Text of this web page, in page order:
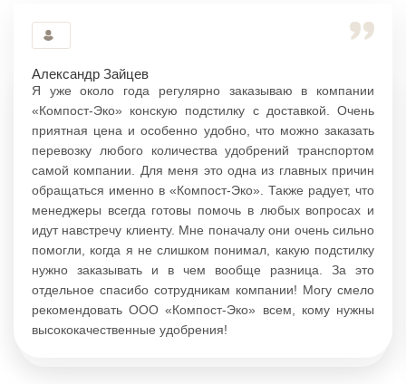
Александр Зайцев
Я уже около года регулярно заказываю в компании
«Компост-Эко» конскую подстилку с доставкой. Очень
приятная цена и особенно удобно, что можно заказать
перевозку любого количества удобрений транспортом
самой компании. Для меня это одна из главных причин
обращаться именно в «Компост-Эко». Также радует, что
менеджеры всегда готовы помочь в любых вопросах и
идут навстречу клиенту. Мне поначалу они очень сильно
помогли, когда я не слишком понимал, какую подстилку
нужно заказывать и в чем вообще разница. За это
отдельное спасибо сотрудникам компании! Могу смело
рекомендовать ООО «Компост-Эко» всем, кому нужны
высококачественные удобрения!